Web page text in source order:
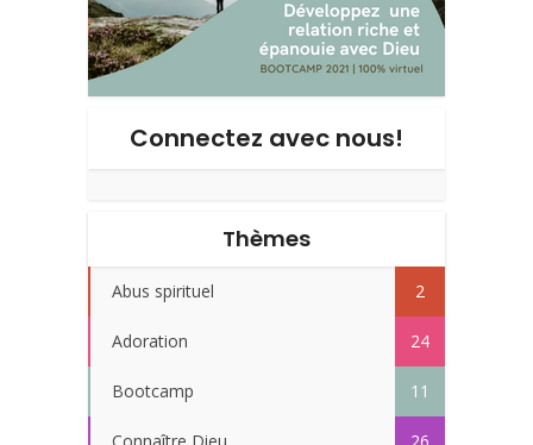
Connectez avec nous!
Thèmes
Abus spirituel 2
Adoration 24
Bootcamp 11
Connaître Dieu 26